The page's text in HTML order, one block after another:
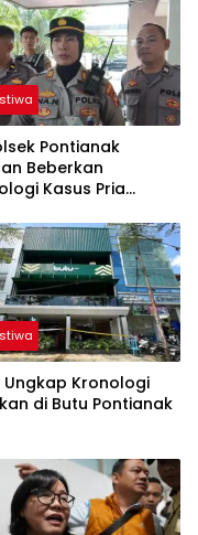
Pontianak
Beberkan
Kasus Pria
Ungkap Kronologi
di Butu Pontianak